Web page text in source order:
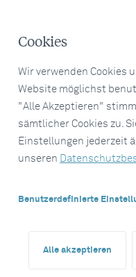
Cookies
Wir verwenden Cookies
Website möglichst
"Alle Akzeptieren"
sämtlicher Cookies zu.
Einstellungen jederzeit
unseren
Benutzerdefinierte
Alle akzeptieren